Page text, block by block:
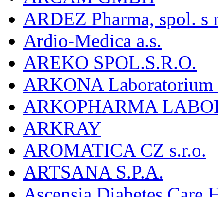
ARDEZ Pharma, spol. s
Ardio-Medica a.s.
AREKO SPOL.S.R.O.
ARKONA
ARKOPHARMA
ARKRAY
AROMATICA CZ s.r.o.
ARTSANA S.P.A.